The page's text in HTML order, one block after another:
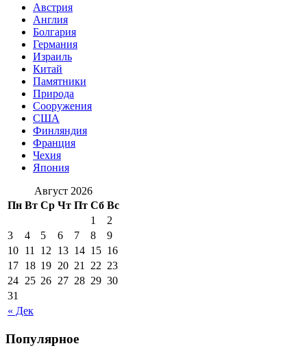
Австрия
Англия
Болгария
Германия
Израиль
Китай
Памятники
Природа
Сооружения
США
Финляндия
Франция
Чехия
Япония
Август 2026
Пн Вт Ср Чт Пт Сб Вс
« Дек
1
2
3
4 5 6 7 8
9
10 11 12 13 14 15 16
17 18 19 20 21 22 23
24 25 26 27 28 29 30
31
Популярное